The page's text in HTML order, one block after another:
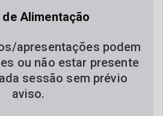
Alimentação
apresentações podem
ou não estar presente
sessão sem prévio
aviso.